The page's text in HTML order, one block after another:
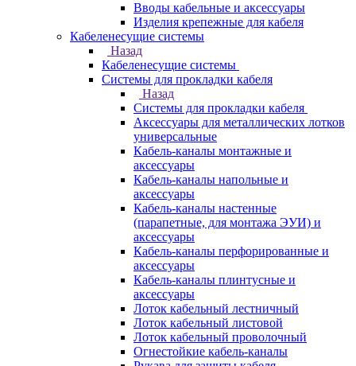
Вводы кабельные и аксессуары
Изделия крепежные для кабеля
Кабеленесущие системы
Назад
Кабеленесущие системы
Системы для прокладки кабеля
Назад
Системы для прокладки кабеля
Аксессуары для металлических лотков
универсальные
Кабель-каналы монтажные и
аксессуары
Кабель-каналы напольные и
аксессуары
Кабель-каналы настенные
(парапетные, для монтажа ЭУИ) и
аксессуары
Кабель-каналы перфорированные и
аксессуары
Кабель-каналы плинтусные и
аксессуары
Лоток кабельный лестничный
Лоток кабельный листовой
Лоток кабельный проволочный
Огнестойкие кабель-каналы